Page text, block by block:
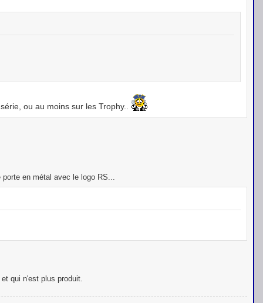
ou au moins sur les Trophy..
en métal avec le logo RS...
qui n'est plus produit.